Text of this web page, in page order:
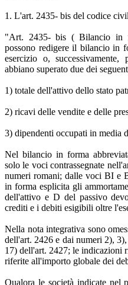
1. L'art. 2435- bis del codice
"Art. 2435- bis ( Bilancio in
possono redigere il bilancio in
esercizio o,
abbiano superato due dei
1) totale dell'attivo dello stato
2) ricavi delle vendite e delle
3) dipendenti occupati in media
Nel bilancio in forma
solo le voci contrassegnate
numeri romani; dalle voci BI e
in forma esplicita gli
dell'attivo e D del passivo
crediti e i debiti esigibili oltre
Nella nota integrativa sono
dell'art. 2426 e dai numeri 2),
17) dell'art. 2427; le indicazioni
riferite all'importo globale dei
Qualora le società indicate nel